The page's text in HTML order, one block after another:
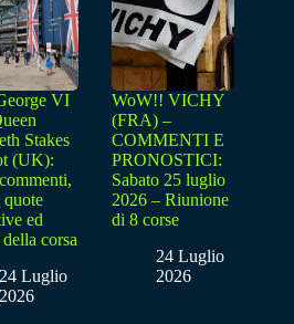
VI
Stakes
(UK):
quote
ed
corsa
24 Luglio
2026
WoW!! VICHY
(FRA) –
COMMENTI E
PRONOSTICI:
Sabato 25 luglio
2026 – Riunione
di 8 corse
24 Luglio
2026